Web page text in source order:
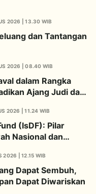
2026 | 13.30 WIB
dan Tantangan
2026 | 08.40 WIB
dalam Rangka
Ajang Judi dan
2026 | 11.24 WIB
(IsDF): Pilar
Nasional dan
2026 | 12.15 WIB
Dapat Sembuh,
Dapat Diwariskan